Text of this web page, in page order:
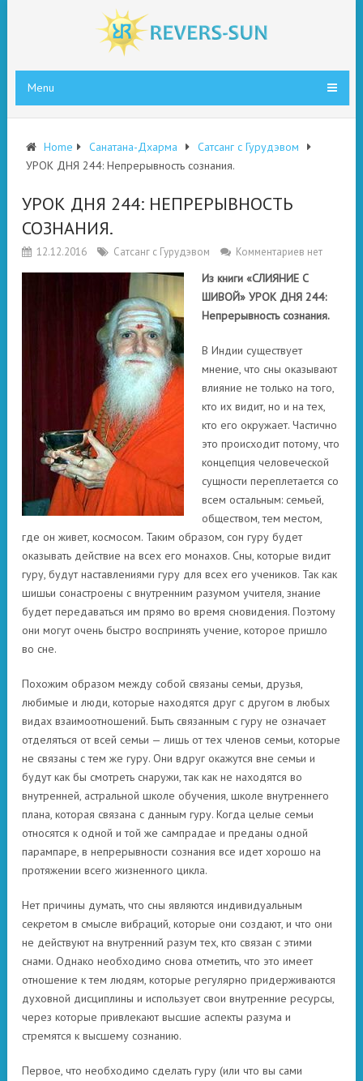
Menu
Home Санатана-Дхарма
Сатсанг с Гурудэвом
УРОК ДНЯ 244: Непрерывность сознания.
УРОК ДНЯ 244: НЕПРЕРЫВНОСТЬ
СОЗНАНИЯ.
12.12.2016 Сатсанг с Гурудэвом Комментариев нет
Из книги «СЛИЯНИЕ С
ШИВОЙ» УРОК ДНЯ 244:
Непрерывность сознания.
В Индии существует
мнение, что сны оказывают
влияние не только на того,
кто их видит, но и на тех,
кто его окружает. Частично
это происходит потому, что
концепция человеческой
сущности переплетается со
всем остальным: семьей,
обществом, тем местом,
где он живет, космосом. Таким образом, сон гуру будет
оказывать действие на всех его монахов. Сны, которые видит
гуру, будут наставлениями гуру для всех его учеников. Так как
шишьи сонастроены с внутренним разумом учителя, знание
будет передаваться им прямо во время сновидения. Поэтому
они могут очень быстро воспринять учение, которое пришло
во сне.
Похожим образом между собой связаны семьи, друзья,
любимые и люди, которые находятся друг с другом в любых
видах взаимоотношений. Быть связанным с гуру не означает
отделяться от всей семьи — лишь от тех членов семьи, которые
не связаны с тем же гуру. Они вдруг окажутся вне семьи и
будут как бы смотреть снаружи, так как не находятся во
внутренней, астральной школе обучения, школе внутреннего
плана, которая связана с данным гуру. Когда целые семьи
относятся к одной и той же сампрадае и преданы одной
парампаре, в непрерывности сознания все идет хорошо на
протяжении всего жизненного цикла.
Нет причины думать, что сны являются индивидуальным
секретом в смысле вибраций, которые они создают, и что они
не действуют на внутренний разум тех, кто связан с этими
снами. Однако необходимо снова отметить, что это имеет
отношение к тем людям, которые регулярно придерживаются
духовной дисциплины и использует свои внутренние ресурсы,
через которые привлекают высшие аспекты разума и
стремятся к высшему сознанию.
Первое, что необходимо сделать гуру (или что вы сами